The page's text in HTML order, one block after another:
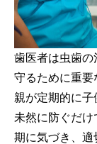
歯医者は虫歯の
守るために重要
親が定期的に
未然に防ぐだ
期に気づき、適